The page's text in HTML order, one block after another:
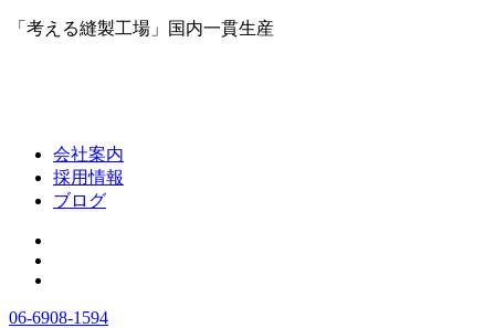
「考える縫製工場」国内一貫生産
会社案内
採用情報
ブログ
06-6908-1594